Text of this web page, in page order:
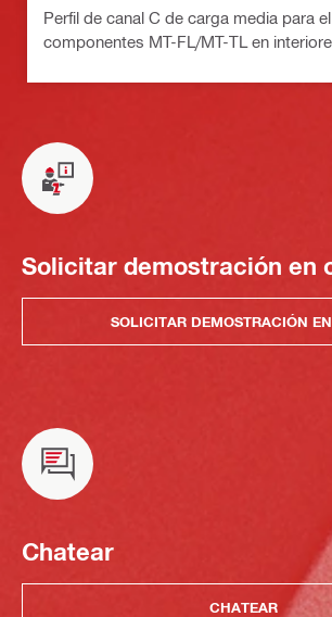
Perfil de canal C de carga media para
componentes MT-FL/MT-TL en
Solicitar demostración en
SOLICITAR DEMOSTRACIÓN
Chatear
CHATEAR